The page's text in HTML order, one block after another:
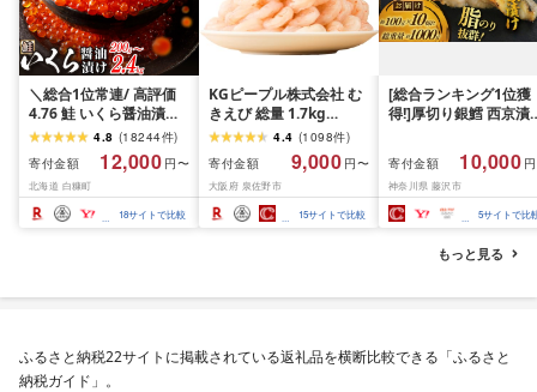
＼総合1位常連/ 高評価
4.76 鮭 いくら醤油漬け
ふるさと納税 いくら
200g / 400g / 800g /
1.6kg / 2.4kg 200g パッ
ク[選べる容量] 醤油漬け
海鮮 イクラ 小分け ふる
さと ランキング 人気 ギ
4.8 (18244件)
寄付金額
12,000 円〜
北海道 白糠町
18サイトで比較
KGピープル株式会社 む
きえび 総量 1.7kg
(850g×2P) 特大 5Lサイ
ズ バナメイエビ バラ凍
結 下処理不要 サイズ不
揃い 訳あり
4.4 (1098件)
寄付金額
9,000 円〜
大阪府 泉佐野市
15サイトで比較
[総合ランキング1位獲
得!]厚切り銀鱈 西京漬
約 1,000g (約 100g ×
切) 西京味噌 西京みそ
噌漬け みそ 味噌 鮮魚
介 銀だら 銀ダラ ギン
ラ ぎんだら 鱈 タラ 魚
西京焼き 西京漬 西京
き 冷凍 厳選 鮮魚 漬け
礼品 おかず おつまみ
南 藤沢
寄付金額 10,000
神奈川県 藤沢市
5サイトで比
もっと見る
ふるさと納税22サイトに掲載されている返礼品を横断比較できる「ふるさと
納税ガイド」。